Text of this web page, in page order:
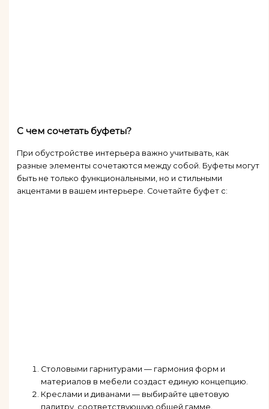
С чем сочетать буфеты?
При обустройстве интерьера важно учитывать, как
разные элементы сочетаются между собой. Буфеты могут
быть не только функциональными, но и стильными
акцентами в вашем интерьере. Сочетайте буфет с:
Столовыми гарнитурами — гармония форм и
материалов в мебели создаст единую концепцию.
Креслами и диванами — выбирайте цветовую
палитру, соответствующую общей гамме.